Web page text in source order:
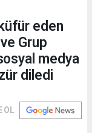
eden
Grup
medya
diledi
OL